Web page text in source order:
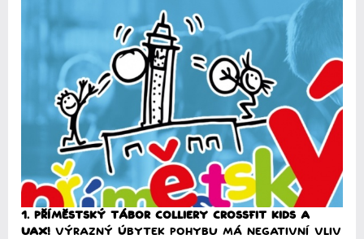
1. Příměstský tábor Colliery CrossFit Kids a
UAX! Výrazný úbytek pohybu má negativní vliv